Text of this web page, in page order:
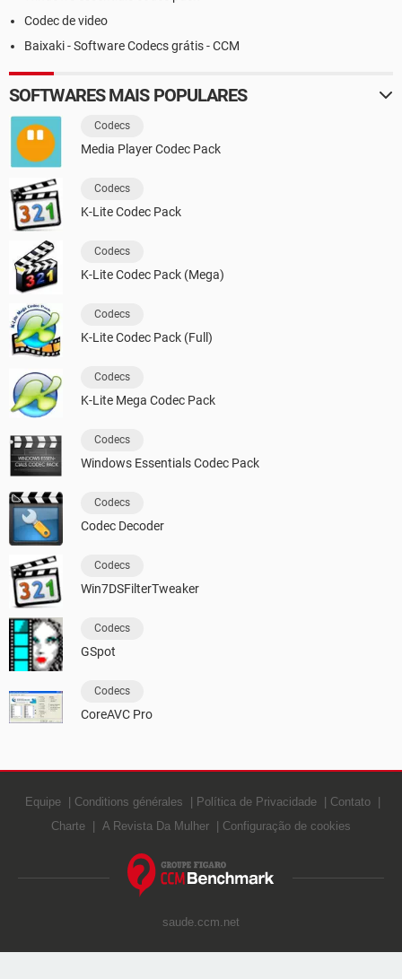
Codec de video
Baixaki - Software Codecs grátis - CCM
SOFTWARES MAIS POPULARES
Codecs
Media Player Codec Pack
Codecs
K-Lite Codec Pack
Codecs
K-Lite Codec Pack (Mega)
Codecs
K-Lite Codec Pack (Full)
Codecs
K-Lite Mega Codec Pack
Codecs
Windows Essentials Codec Pack
Codecs
Codec Decoder
Codecs
Win7DSFilterTweaker
Codecs
GSpot
Codecs
CoreAVC Pro
Equipe Conditions générales Política de Privacidade
Contato
Charte
A Revista Da Mulher Configuração de cookies
saude.ccm.net